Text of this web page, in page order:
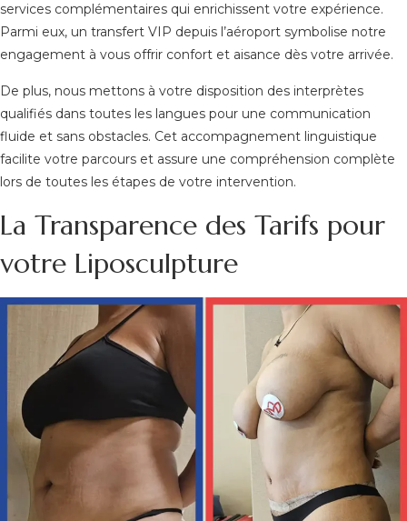
services complémentaires qui enrichissent votre expérience.
Parmi eux, un transfert VIP depuis l’aéroport symbolise notre
engagement à vous offrir confort et aisance dès votre arrivée.
De plus, nous mettons à votre disposition des interprètes
qualifiés dans toutes les langues pour une communication
fluide et sans obstacles. Cet accompagnement linguistique
facilite votre parcours et assure une compréhension complète
lors de toutes les étapes de votre intervention.
La Transparence des Tarifs pour
votre Liposculpture